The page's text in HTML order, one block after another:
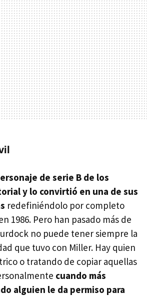
de serie B de los
y lo convirtió en una de sus
redefiniéndolo por completo
1986. Pero han pasado más de
no puede tener siempre la
que tuvo con Miller. Hay quien
o tratando de copiar aquellas
cuando más
alguien le da permiso para